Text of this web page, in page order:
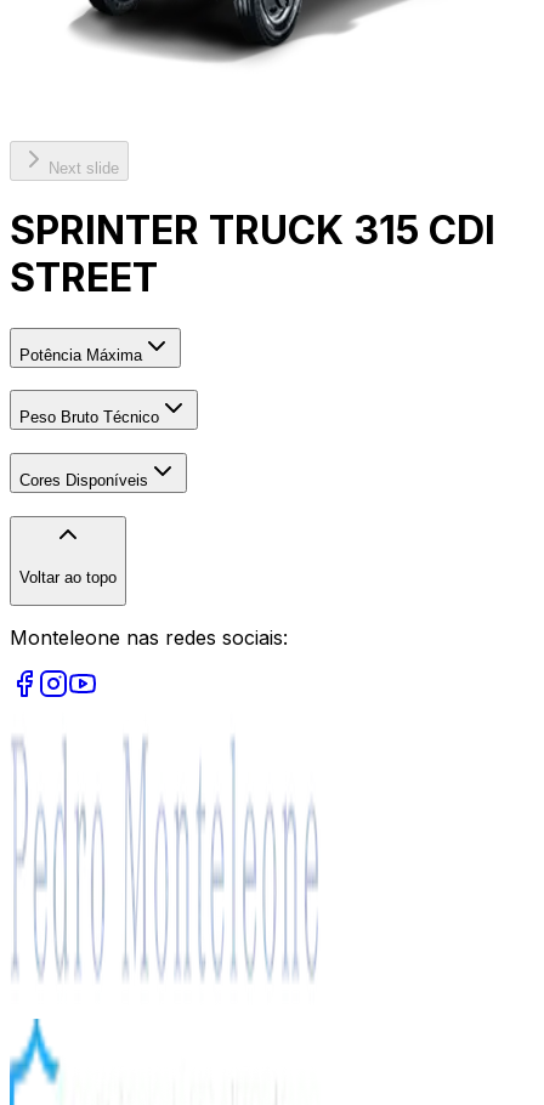
Next slide
SPRINTER TRUCK 315 CDI
STREET
Potência Máxima
Peso Bruto Técnico
Cores Disponíveis
Voltar ao topo
Monteleone nas redes sociais: